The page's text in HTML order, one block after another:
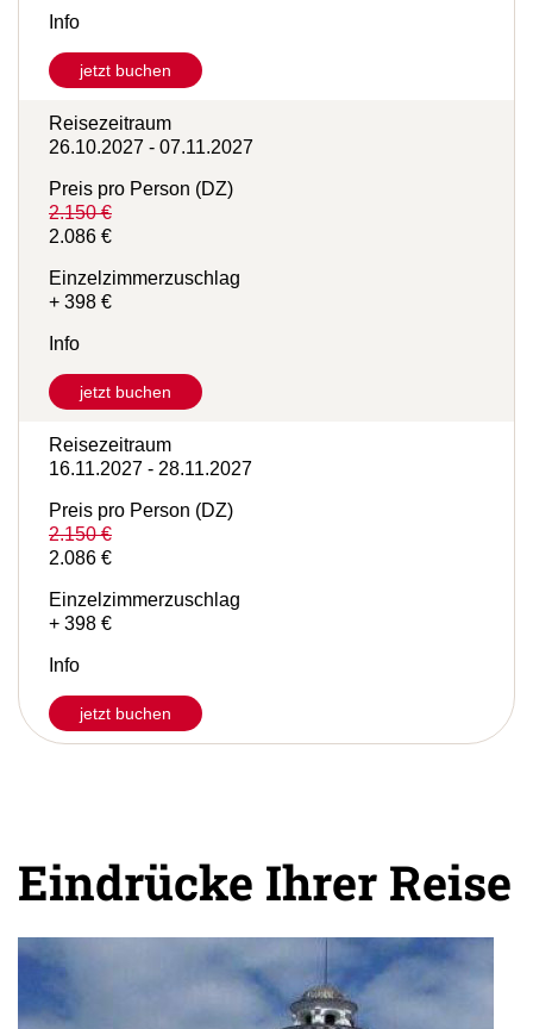
+ 398 €
Info
jetzt buchen
26.10.2027 - 07.11.2027
Preis pro Person (DZ)
2.086 €
+ 398 €
Info
jetzt buchen
16.11.2027 - 28.11.2027
Preis pro Person (DZ)
2.086 €
+ 398 €
Info
Eindrücke Ihrer Reise